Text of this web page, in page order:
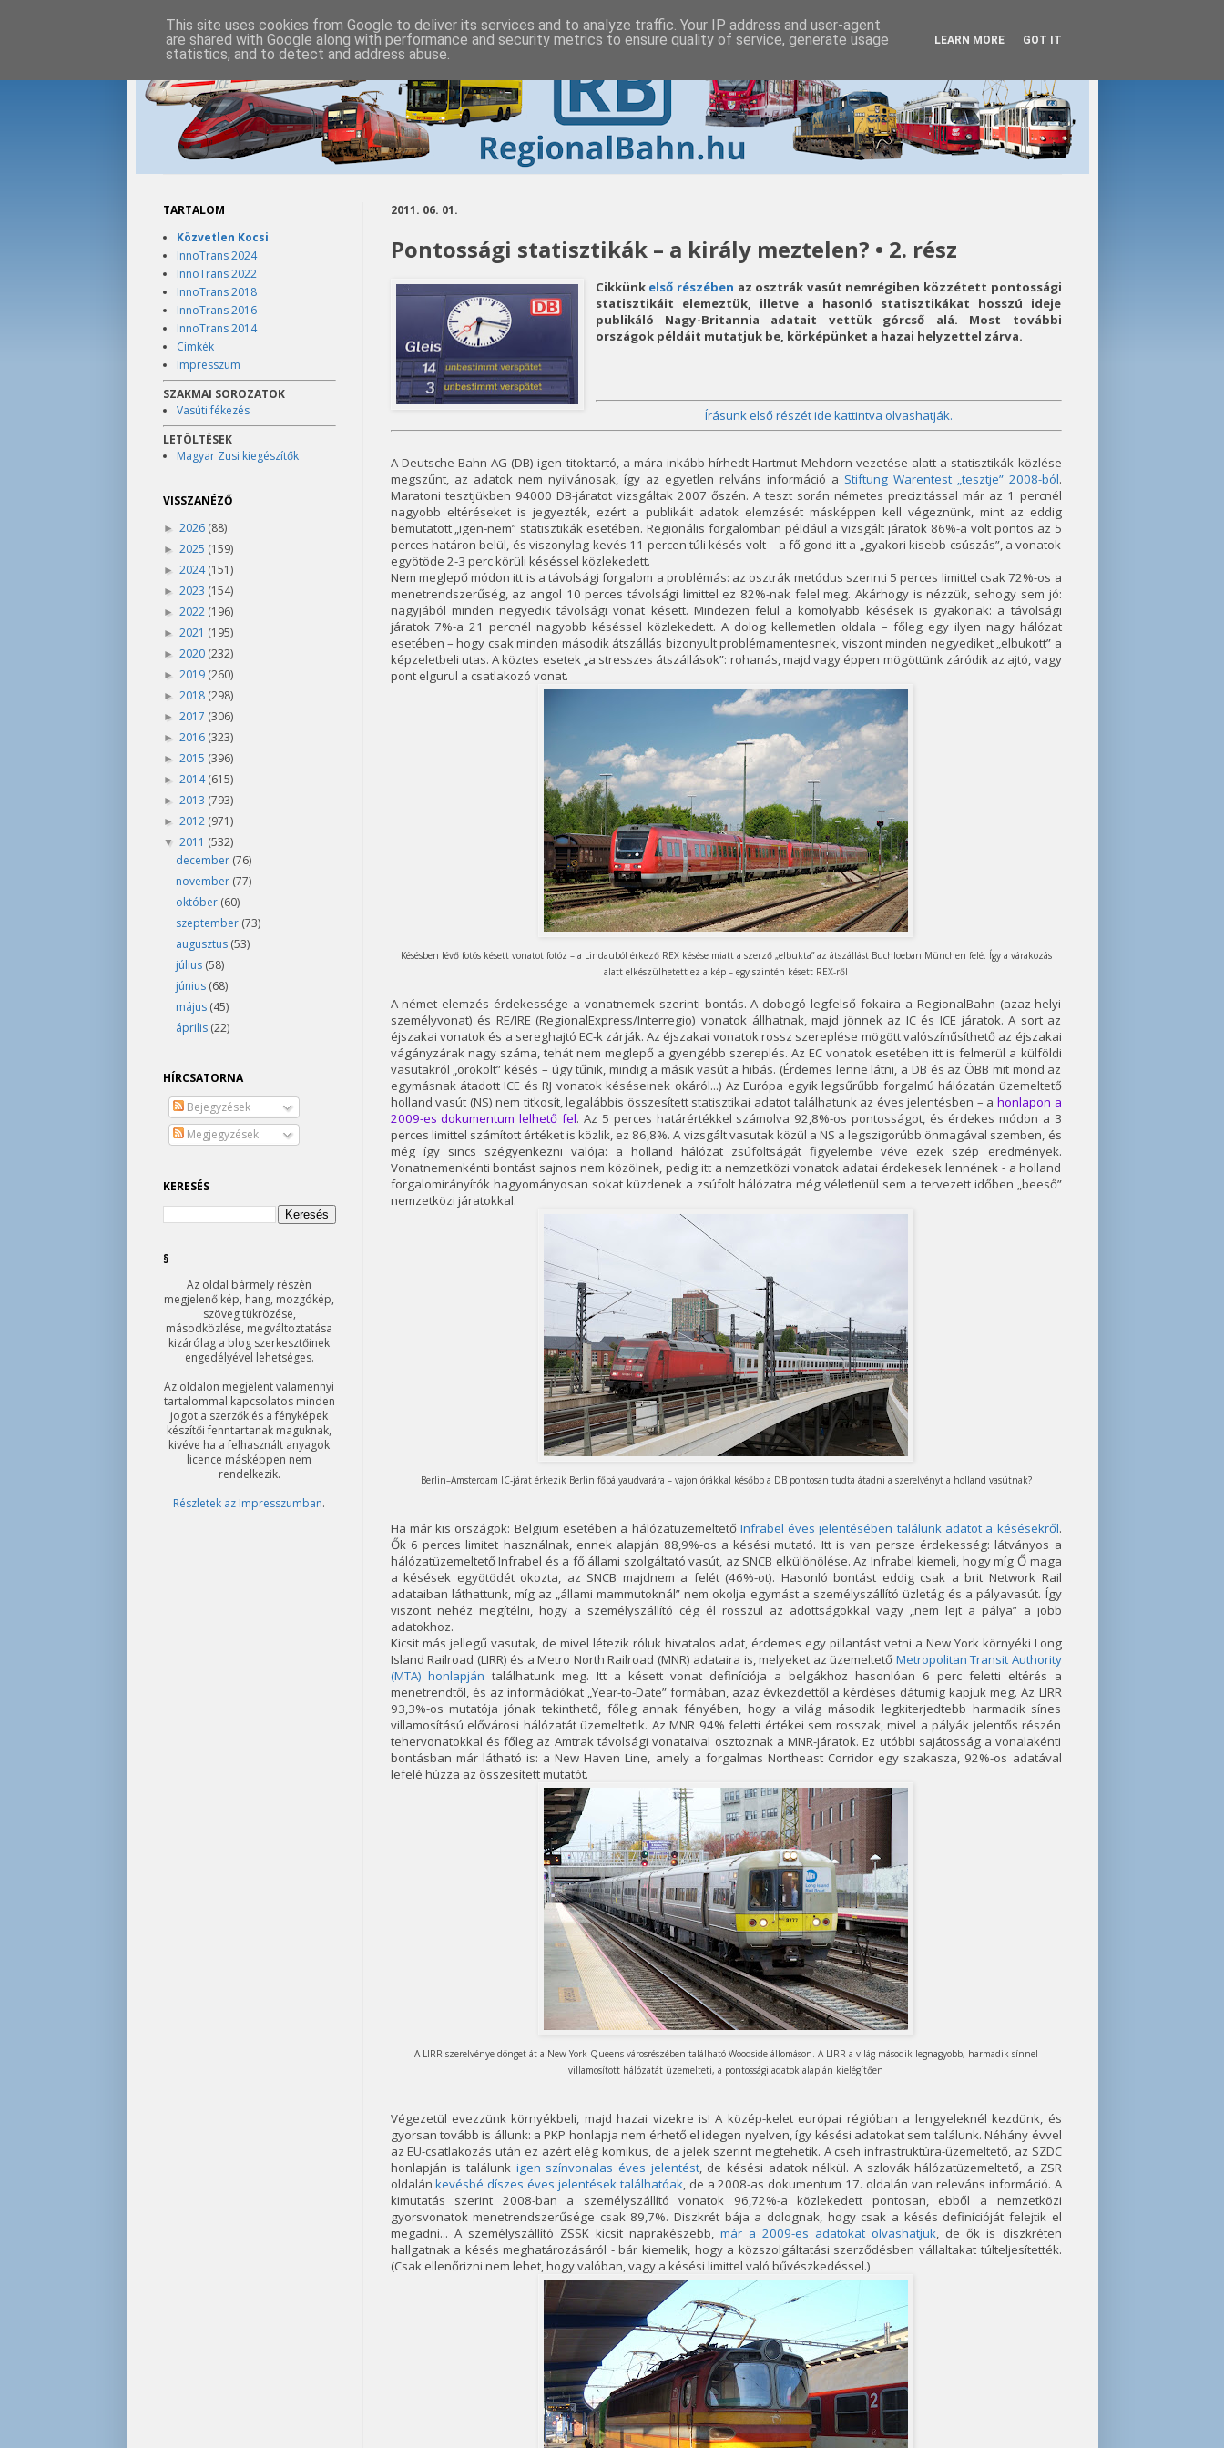
2011. 06. 01.
Pontossági statisztikák – a király meztelen? • 2. rész
Cikkünk első részében az osztrák vasút nemrégiben közzétett pontossági
statisztikáit elemeztük, illetve a hasonló statisztikákat hosszú ideje
publikáló Nagy-Britannia adatait vettük górcső alá. Most további
országok példáit mutatjuk be, körképünket a hazai helyzettel zárva.
Írásunk első részét ide kattintva olvashatják.
A Deutsche Bahn AG (DB) igen titoktartó, a mára inkább hírhedt Hartmut Mehdorn vezetése alatt a statisztikák közlése
megszűnt, az adatok nem nyilvánosak, így az egyetlen relváns információ a Stiftung Warentest „tesztje” 2008-ból.
Maratoni tesztjükben 94000 DB-járatot vizsgáltak 2007 őszén. A teszt során németes precizitással már az 1 percnél
nagyobb eltéréseket is jegyezték, ezért a publikált adatok elemzését másképpen kell végeznünk, mint az eddig
bemutatott „igen-nem” statisztikák esetében. Regionális forgalomban például a vizsgált járatok 86%-a volt pontos az 5
perces határon belül, és viszonylag kevés 11 percen túli késés volt – a fő gond itt a „gyakori kisebb csúszás”, a vonatok
egyötöde 2-3 perc körüli késéssel közlekedett.
Nem meglepő módon itt is a távolsági forgalom a problémás: az osztrák metódus szerinti 5 perces limittel csak 72%-os a
menetrendszerűség, az angol 10 perces távolsági limittel ez 82%-nak felel meg. Akárhogy is nézzük, sehogy sem jó:
nagyjából minden negyedik távolsági vonat késett. Mindezen felül a komolyabb késések is gyakoriak: a távolsági
járatok 7%-a 21 percnél nagyobb késéssel közlekedett. A dolog kellemetlen oldala – főleg egy ilyen nagy hálózat
esetében – hogy csak minden második átszállás bizonyult problémamentesnek, viszont minden negyediket „elbukott” a
képzeletbeli utas. A köztes esetek „a stresszes átszállások”: rohanás, majd vagy éppen mögöttünk záródik az ajtó, vagy
pont elgurul a csatlakozó vonat.
Késésben lévő fotós késett vonatot fotóz – a Lindauból érkező REX késése miatt a szerző „elbukta” az átszállást Buchloeban München felé. Így a várakozás
alatt elkészülhetett ez a kép – egy szintén késett REX-ről
A német elemzés érdekessége a vonatnemek szerinti bontás. A dobogó legfelső fokaira a RegionalBahn (azaz helyi
személyvonat) és RE/IRE (RegionalExpress/Interregio) vonatok állhatnak, majd jönnek az IC és ICE járatok. A sort az
éjszakai vonatok és a sereghajtó EC-k zárják. Az éjszakai vonatok rossz szereplése mögött valószínűsíthető az éjszakai
vágányzárak nagy száma, tehát nem meglepő a gyengébb szereplés. Az EC vonatok esetében itt is felmerül a külföldi
vasutakról „örökölt” késés – úgy tűnik, mindig a másik vasút a hibás. (Érdemes lenne látni, a DB és az ÖBB mit mond az
egymásnak átadott ICE és RJ vonatok késéseinek okáról...) Az Európa egyik legsűrűbb forgalmú hálózatán üzemeltető
holland vasút (NS) nem titkosít, legalábbis összesített statisztikai adatot találhatunk az éves jelentésben – a honlapon a
2009-es dokumentum lelhető fel. Az 5 perces határértékkel számolva 92,8%-os pontosságot, és érdekes módon a 3
perces limittel számított értéket is közlik, ez 86,8%. A vizsgált vasutak közül a NS a legszigorúbb önmagával szemben, és
még így sincs szégyenkezni valója: a holland hálózat zsúfoltságát figyelembe véve ezek szép eredmények.
Vonatnemenkénti bontást sajnos nem közölnek, pedig itt a nemzetközi vonatok adatai érdekesek lennének - a holland
forgalomirányítók hagyományosan sokat küzdenek a zsúfolt hálózatra még véletlenül sem a tervezett időben „beeső”
nemzetközi járatokkal.
Berlin–Amsterdam IC-járat érkezik Berlin főpályaudvarára – vajon órákkal később a DB pontosan tudta átadni a szerelvényt a holland vasútnak?
Ha már kis országok: Belgium esetében a hálózatüzemeltető Infrabel éves jelentésében találunk adatot a késésekről.
Ők 6 perces limitet használnak, ennek alapján 88,9%-os a késési mutató. Itt is van persze érdekesség: látványos a
hálózatüzemeltető Infrabel és a fő állami szolgáltató vasút, az SNCB elkülönölése. Az Infrabel kiemeli, hogy míg Ő maga
a késések egyötödét okozta, az SNCB majdnem a felét (46%-ot). Hasonló bontást eddig csak a brit Network Rail
adataiban láthattunk, míg az „állami mammutoknál” nem okolja egymást a személyszállító üzletág és a pályavasút. Így
viszont nehéz megítélni, hogy a személyszállító cég él rosszul az adottságokkal vagy „nem lejt a pálya” a jobb
adatokhoz.
Kicsit más jellegű vasutak, de mivel létezik róluk hivatalos adat, érdemes egy pillantást vetni a New York környéki Long
Island Railroad (LIRR) és a Metro North Railroad (MNR) adataira is, melyeket az üzemeltető Metropolitan Transit Authority
(MTA) honlapján találhatunk meg. Itt a késett vonat definíciója a belgákhoz hasonlóan 6 perc feletti eltérés a
menetrendtől, és az információkat „Year-to-Date” formában, azaz évkezdettől a kérdéses dátumig kapjuk meg. Az LIRR
93,3%-os mutatója jónak tekinthető, főleg annak fényében, hogy a világ második legkiterjedtebb harmadik sínes
villamosítású elővárosi hálózatát üzemeltetik. Az MNR 94% feletti értékei sem rosszak, mivel a pályák jelentős részén
tehervonatokkal és főleg az Amtrak távolsági vonataival osztoznak a MNR-járatok. Ez utóbbi sajátosság a vonalakénti
bontásban már látható is: a New Haven Line, amely a forgalmas Northeast Corridor egy szakasza, 92%-os adatával
lefelé húzza az összesített mutatót.
A LIRR szerelvénye dönget át a New York Queens városrészében található Woodside állomáson. A LIRR a világ második legnagyobb, harmadik sínnel
villamosított hálózatát üzemelteti, a pontossági adatok alapján kielégítően
Végezetül evezzünk környékbeli, majd hazai vizekre is! A közép-kelet európai régióban a lengyeleknél kezdünk, és
gyorsan tovább is állunk: a PKP honlapja nem érhető el idegen nyelven, így késési adatokat sem találunk. Néhány évvel
az EU-csatlakozás után ez azért elég komikus, de a jelek szerint megtehetik. A cseh infrastruktúra-üzemeltető, az SZDC
honlapján is találunk igen színvonalas éves jelentést, de késési adatok nélkül. A szlovák hálózatüzemeltető, a ZSR
oldalánkevésbé díszes éves jelentések találhatóak , de a 2008-as dokumentum 17. oldalán van releváns információ. A
kimutatás szerint 2008-ban a személyszállító vonatok 96,72%-a közlekedett pontosan, ebből a nemzetközi
gyorsvonatok menetrendszerűsége csak 89,7%. Diszkrét bája a dolognak, hogy csak a késés definícióját felejtik el
megadni... A személyszállító ZSSK kicsit naprakészebb, már a 2009-es adatokat olvashatjuk , de ők is diszkréten
hallgatnak a késés meghatározásáról - bár kiemelik, hogy a közszolgáltatási szerződésben vállaltakat túlteljesítették.
(Csak ellenőrizni nem lehet, hogy valóban, vagy a késési limittel való bűvészkedéssel.)
TARTALOM
Közvetlen Kocsi
InnoTrans 2024
InnoTrans 2022
InnoTrans 2018
InnoTrans 2016
InnoTrans 2014
Címkék
Impresszum
SZAKMAI SOROZATOK
Vasúti fékezés
LETÖLTÉSEK
Magyar Zusi kiegészítők
VISSZANÉZŐ
► 2026 (88)
► 2025 (159)
► 2024(151)
► 2023 (154)
► 2022 (196)
► 2021 (195)
► 2020 (232)
► 2019 (260)
► 2018 (298)
► 2017 (306)
► 2016 (323)
► 2015 (396)
► 2014(615)
► 2013 (793)
► 2012 (971)
▼ 2011 (532)
december (76)
november (77)
október (60)
szeptember (73)
augusztus (53)
július (58)
június (68)
május (45)
április (22)
HÍRCSATORNA
Bejegyzések
Megjegyzések
KERESÉS
§
Az oldal bármely részén
megjelenő kép, hang, mozgókép,
szöveg tükrözése,
másodközlése, megváltoztatása
kizárólag a blog szerkesztőinek
engedélyével lehetséges.
Az oldalon megjelent valamennyi
tartalommal kapcsolatos minden
jogot a szerzők és a fényképek
készítői fenntartanak maguknak,
kivéve ha a felhasznált anyagok
licence másképpen nem
rendelkezik.
Részletek az Impresszumban.
This site uses cookies from Google to deliver its services and to analyze traffic. Your IP address and user-agent
are shared with Google along with performance and security metrics to ensure quality of service, generate usage
statistics, and to detect and address abuse.
LEARN MORE GOT IT